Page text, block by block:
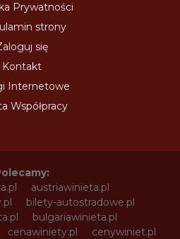
Prywatności
strony
się
Kontakt
Internetowe
Współpracy
austriawinieta.pl
bilety-autostradowe.pl
bulgariawinieta.pl
cenawiniety.pl
cenywiniet.pl